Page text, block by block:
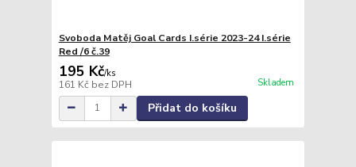
Svoboda Matěj Goal Cards I.série 2023-24 I.série
Red /6 č.39
195 Kč/ks
161 Kč bez DPH Skladem
Přidat do košíku